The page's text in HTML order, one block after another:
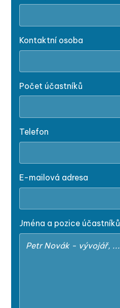
Kontaktní osoba
Počet účastníků
Telefon
E-mailová adresa
Jména a pozice účastníků